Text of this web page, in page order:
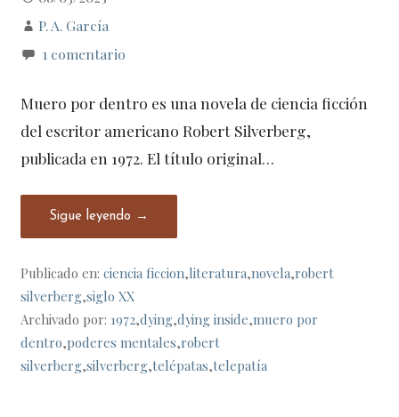
P. A. García
1 comentario
Muero por dentro es una novela de ciencia ficción
del escritor americano Robert Silverberg,
publicada en 1972. El título original…
Sigue leyendo →
Publicado en:ciencia ficcion,literatura,novela,robert
silverberg,siglo XX
Archivado por: 1972,dying,dying inside,muero por
dentro,poderes mentales,robert
silverberg,silverberg,telépatas,telepatía